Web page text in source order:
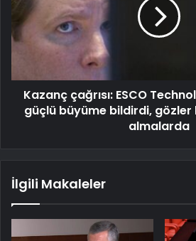
Kazanç çağrısı: ESCO
güçlü büyüme bildirdi, gözler
almalarda
İlgili Makaleler